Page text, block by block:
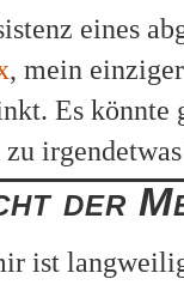
eines
, mein
Es könnte
der
ist